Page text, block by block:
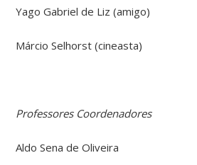
Yago Gabriel de Liz (amigo)
Márcio Selhorst (cineasta)
Professores Coordenadores
Aldo Sena de Oliveira